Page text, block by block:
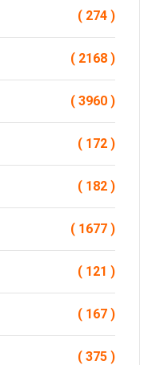
( 274 )
( 2168 )
( 3960 )
( 172 )
( 182 )
( 1677 )
( 121 )
( 167 )
( 375 )